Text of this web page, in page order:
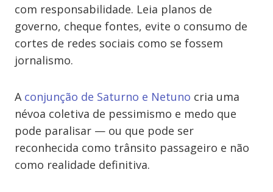
com responsabilidade. Leia planos de
governo, cheque fontes, evite o consumo de
cortes de redes sociais como se fossem
jornalismo.
A conjunção de Saturno e Netuno cria uma
névoa coletiva de pessimismo e medo que
pode paralisar — ou que pode ser
reconhecida como trânsito passageiro e não
como realidade definitiva.